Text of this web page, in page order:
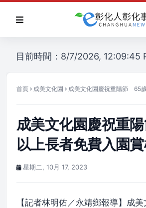
目前時間：8/7/2026, 12:09:45
首頁 成美文化園 成美文化園慶祝重陽節 65
成美文化園慶祝重
以上長者免費入園
星期二, 10月 17, 2023
【記者林明佑／永靖鄉報導】成